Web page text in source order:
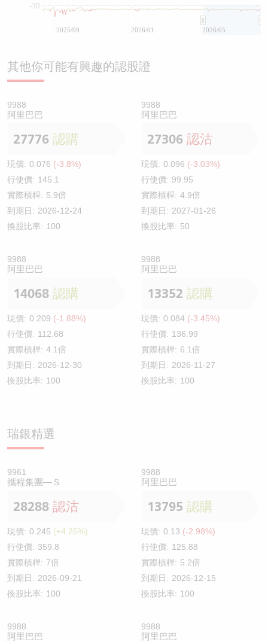
-30
2025/09 2026/01 2026/05
其他你可能有興趣的認股證
9988
阿里巴巴
27776 認購
現價: 0.076 (-3.8%)
行使價: 145.1
實際槓桿: 5.9倍
到期日: 2026-12-24
換股比率: 100
9988
阿里巴巴
27306 認沽
現價: 0.096 (-3.03%)
行使價: 99.95
實際槓桿: 4.9倍
到期日: 2027-01-26
換股比率: 50
9988
阿里巴巴
14068 認購
現價: 0.209 (-1.88%)
行使價: 112.68
實際槓桿: 4.1倍
到期日: 2026-12-30
換股比率: 100
9988
阿里巴巴
13352 認購
現價: 0.084 (-3.45%)
行使價: 136.99
實際槓桿: 6.1倍
到期日: 2026-11-27
換股比率: 100
瑞銀精選
9961
攜程集團—Ｓ
28288 認沽
現價: 0.245 (+4.25%)
行使價: 359.8
實際槓桿: 7倍
到期日: 2026-09-21
換股比率: 100
9988
阿里巴巴
13795 認購
現價: 0.13 (-2.98%)
行使價: 125.88
實際槓桿: 5.2倍
到期日: 2026-12-15
換股比率: 100
9988
阿里巴巴
9988
阿里巴巴